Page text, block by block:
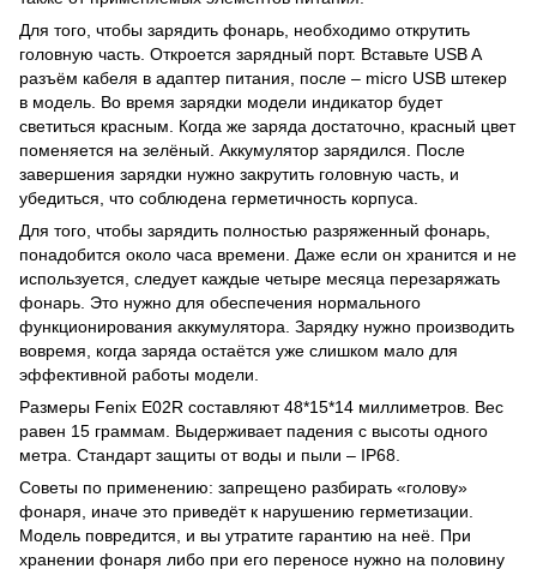
Для того, чтобы зарядить фонарь, необходимо открутить
головную часть. Откроется зарядный порт. Вставьте USB A
разъём кабеля в адаптер питания, после – micro USB штекер
в модель. Во время зарядки модели индикатор будет
светиться красным. Когда же заряда достаточно, красный цвет
поменяется на зелёный. Аккумулятор зарядился. После
завершения зарядки нужно закрутить головную часть, и
убедиться, что соблюдена герметичность корпуса.
Для того, чтобы зарядить полностью разряженный фонарь,
понадобится около часа времени. Даже если он хранится и не
используется, следует каждые четыре месяца перезаряжать
фонарь. Это нужно для обеспечения нормального
функционирования аккумулятора. Зарядку нужно производить
вовремя, когда заряда остаётся уже слишком мало для
эффективной работы модели.
Размеры Fenix E02R составляют 48*15*14 миллиметров. Вес
равен 15 граммам. Выдерживает падения с высоты одного
метра. Стандарт защиты от воды и пыли – IP68.
Советы по применению: запрещено разбирать «голову»
фонаря, иначе это приведёт к нарушению герметизации.
Модель повредится, и вы утратите гарантию на неё. При
хранении фонаря либо при его переносе нужно на половину